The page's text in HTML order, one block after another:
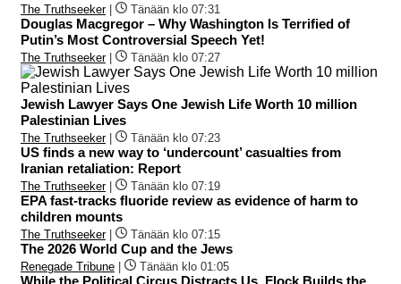
The Truthseeker| Tänään klo 07:31
Douglas Macgregor – Why Washington Is Terrified of
Putin’s Most Controversial Speech Yet!
The Truthseeker| Tänään klo 07:27
Jewish Lawyer Says One Jewish Life Worth 10 million
Palestinian Lives
The Truthseeker| Tänään klo 07:23
US finds a new way to ‘undercount’ casualties from
Iranian retaliation: Report
The Truthseeker| Tänään klo 07:19
EPA fast-tracks fluoride review as evidence of harm to
children mounts
The Truthseeker| Tänään klo 07:15
The 2026 World Cup and the Jews
Renegade Tribune Tänään klo 01:05
While the Political Circus Distracts Us, Flock Builds the